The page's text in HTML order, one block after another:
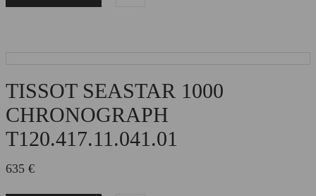
TISSOT SEASTAR 1000
CHRONOGRAPH
T120.417.11.041.01
635 €